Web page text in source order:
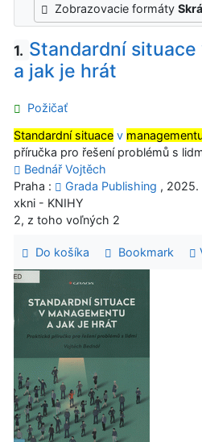
Zobrazovacie formáty
1. Standardní
a jak je hrát
Požičať
Standardní situace v
příručka pro řešení problémů s
Bednář Vojtěch
Praha :
Grada Publishing , 2025.
xkni - KNIHY
2, z toho voľných 2
Do košíka Bookmark